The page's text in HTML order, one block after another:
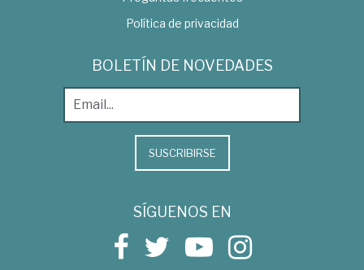
Política de privacidad
BOLETÍN DE NOVEDADES
SUSCRIBIRSE
SÍGUENOS EN